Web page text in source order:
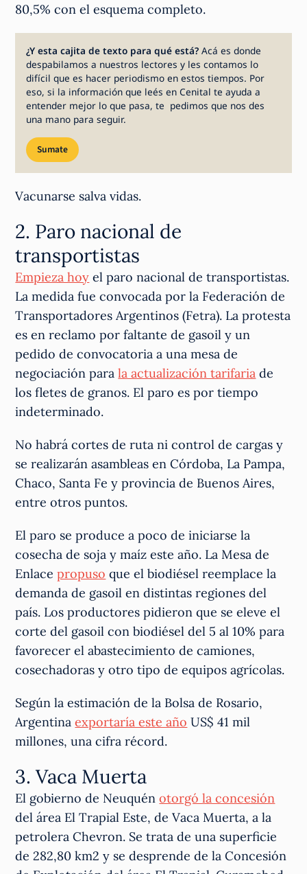
80,5% con el esquema completo.
¿Y esta cajita de texto para qué está?Acá es donde
despabilamos a nuestros lectores y les contamos lo
difícil que es hacer periodismo en estos tiempos. Por
eso, si la información que leés en Cenital te ayuda a
entender mejor lo que pasa, te pedimos que nos des
una mano para seguir.
Sumate
Vacunarse salva vidas.
2. Paro nacional de
transportistas
Empieza hoy el paro nacional de transportistas.
La medida fue convocada por la Federación de
Transportadores Argentinos (Fetra). La protesta
es en reclamo por faltante de gasoil y un
pedido de convocatoria a una mesa de
negociación parala actualización tarifaria de
los fletes de granos. El paro es por tiempo
indeterminado.
No habrá cortes de ruta ni control de cargas y
se realizarán asambleas en Córdoba, La Pampa,
Chaco, Santa Fe y provincia de Buenos Aires,
entre otros puntos.
El paro se produce a poco de iniciarse la
cosecha de soja y maíz este año. La Mesa de
Enlacepropuso que el biodiésel reemplace la
demanda de gasoil en distintas regiones del
país. Los productores pidieron que se eleve el
corte del gasoil con biodiésel del 5 al 10% para
favorecer el abastecimiento de camiones,
cosechadoras y otro tipo de equipos agrícolas.
Según la estimación de la Bolsa de Rosario,
Argentinaexportaría este año US$ 41 mil
millones, una cifra récord.
3. Vaca Muerta
El gobierno de Neuquénotorgó la concesión
del área El Trapial Este, de Vaca Muerta, a la
petrolera Chevron. Se trata de una superficie
de 282,80 km2 y se desprende de la Concesión